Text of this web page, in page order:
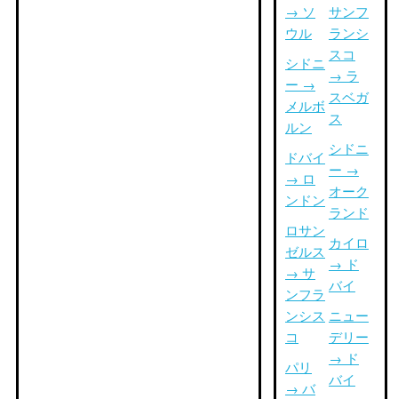
→ ソ
ウル
シドニ
ー →
メルボ
ルン
ドバイ
→ ロ
ンドン
ロサン
ゼルス
→ サ
ンフラ
ンシス
コ
パリ
→ バ
サンフ
ランシ
スコ
→ ラ
スベガ
ス
シドニ
ー →
オーク
ランド
カイロ
→ ド
バイ
ニュー
デリー
→ ド
バイ